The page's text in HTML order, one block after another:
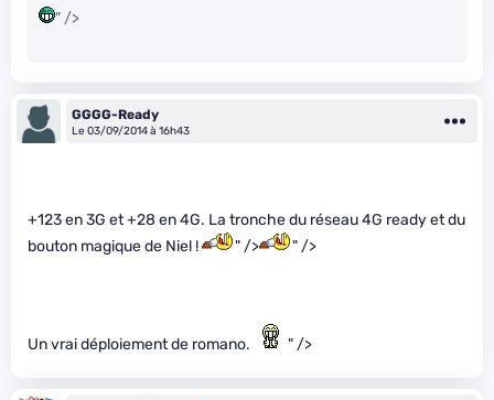
" />
GGGG-Ready
Le 03/09/2014 à 16h43
+123 en 3G et +28 en 4G. La tronche du réseau 4G ready et du
bouton magique de Niel !
" /> " />
Un vrai déploiement de romano. " />